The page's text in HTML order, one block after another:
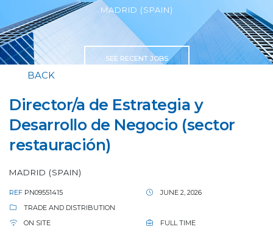
MADRID (SPAIN)
SEE RECENT JOBS
BACK
Director/a de Estrategia y
Desarrollo de Negocio (sector
restauración)
MADRID (SPAIN)
REF PN09551415
JUNE 2, 2026
TRADE AND DISTRIBUTION
ON SITE
FULL TIME